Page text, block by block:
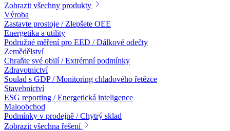
Zobrazit všechny produkty
Výroba
Zastavte prostoje / Zlepšete OEE
Energetika a utility
Podružné měření pro EED / Dálkové odečty
Zemědělství
Chraňte své obilí / Extrémní podmínky
Zdravotnictví
Soulad s GDP / Monitoring chladového řetězce
Stavebnictví
ESG reporting / Energetická inteligence
Maloobchod
Podmínky v prodejně / Chytrý sklad
Zobrazit všechna řešení